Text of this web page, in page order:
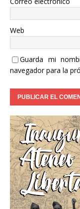
Web
Guarda mi
navegador para la